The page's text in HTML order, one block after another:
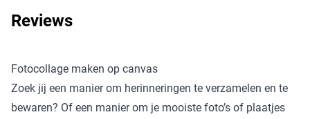
Reviews
Fotocollage maken op canvas
Zoek jij een manier om herinneringen te verzamelen en te
bewaren? Of een manier om je mooiste foto’s of plaatjes